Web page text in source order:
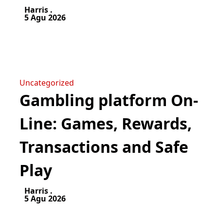
Harris .
5 Agu 2026
Uncategorized
Gambling platform On-
Line: Games, Rewards,
Transactions and Safe
Play
Harris .
5 Agu 2026